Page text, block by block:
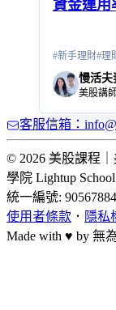
資金運用
#新手理財#理
慢活夫
美股講
客服信箱：
© 2026 美股課程
學院 Lightup
統一編號: 90567884
使用者條款 ． 隱私
Made with ♥ by 無